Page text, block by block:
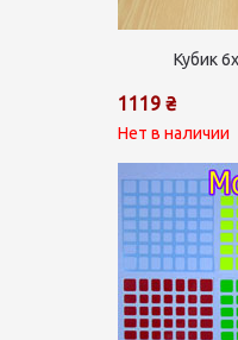
Кубик
1119 ₴
Нет в наличии